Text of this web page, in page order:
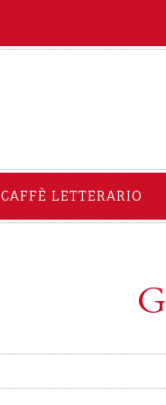
CAFFÈ LETTERARIO